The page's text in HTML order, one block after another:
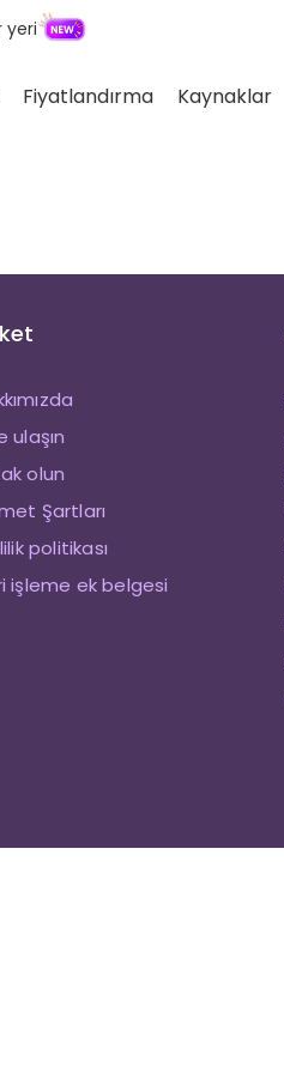
yeri
Fiyatlandırma Kaynaklar
ulaşın
olun
Şartları
politikası
işleme ek belgesi